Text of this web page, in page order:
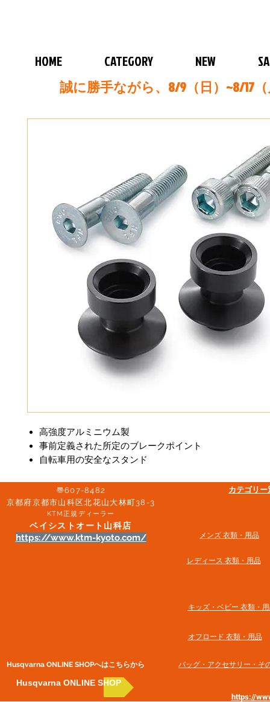
HOME CATEGORY NEW
誠に勝手ながら、8/9（日）~8/17
高強度アルミニウム製
事前定義された所定のブレークポイント
自転車用の安全なスタンド
〠607-8482
京都府京都市山科区北花山大林町38-3​
KTM正規ディーラー
ベイシストオート山科店
https://www.ktm-kyoto.com/
Husqvarna ONLINE SHOP​へはこちらから
Husqvarna ONLINE SHOP
カテゴリ
メンズ 衣類・用品
​レディース 衣類・用品
キッズ・ベビー 衣類・
オフロード 衣類・用品
バッグ・アクセサリー・そ
https://